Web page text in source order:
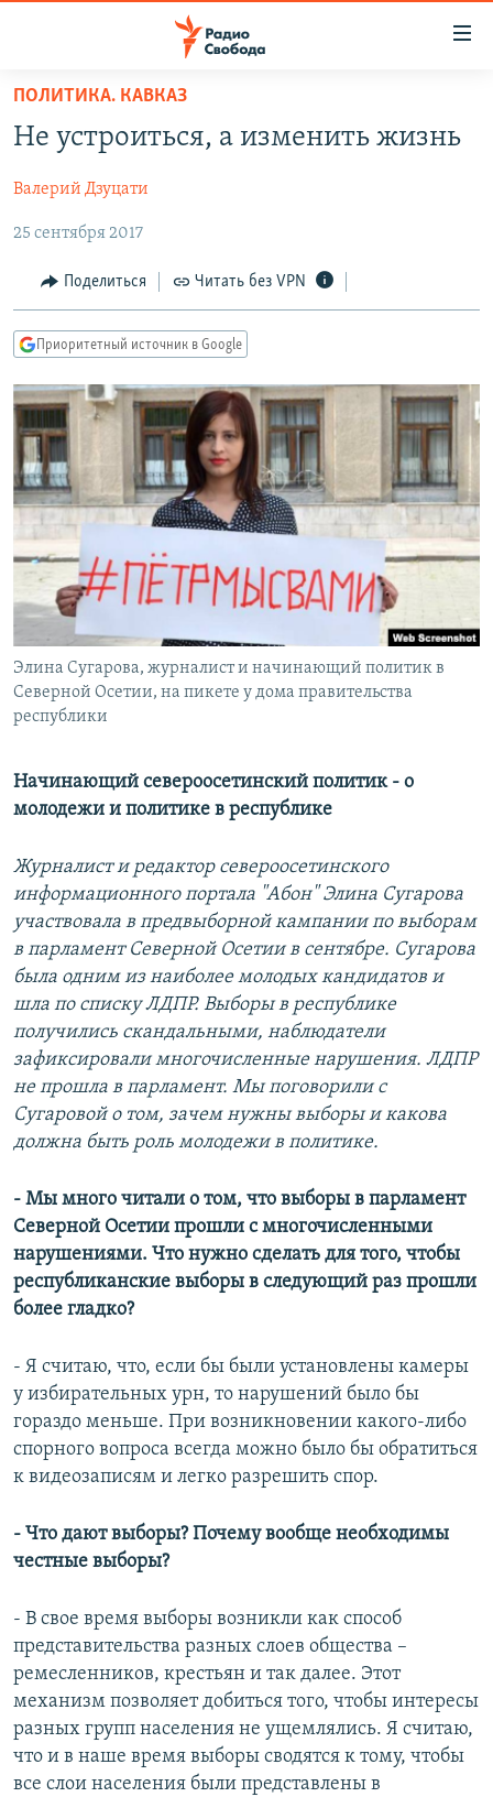
упрощенного
доступа
содержанию
Вернутся
главной
навигации
Вернутся
поиску
ПОДКАСТЫ
АВТОРСКИЕ ПРОЕКТЫ
ЦИТАТЫ СВОБОДЫ
МНЕНИЯ
КУЛЬТУРА
IDEL.РЕАЛИИ
КАВКАЗ.РЕАЛИИ
СЕВЕР.РЕАЛИИ
СИБИРЬ.РЕАЛИИ
РАСПИСАНИЕ ВЕЩАНИЯ
ПОДПИШИТЕСЬ НА РАССЫЛКУ
СОЦИАЛЬНЫЕ СЕТИ
ПОЛИТИКА. КАВКАЗ
Не устроиться, а изменить жизнь
Валерий Дзуцати
25 сентября 2017
Поделиться Читать без VPN
Приоритетный источник в Google
Элина Сугарова, журналист и начинающий политик в
Северной Осетии, на пикете у дома правительства
республики
Начинающий североосетинский политик - о
молодежи и политике в республике
Журналист и редактор североосетинского
информационного портала "Абон" Элина Сугарова
участвовала в предвыборной кампании по выборам
в парламент Северной Осетии в сентябре. Сугарова
была одним из наиболее молодых кандидатов и
шла по списку ЛДПР. Выборы в республике
получились скандальными, наблюдатели
зафиксировали многочисленные нарушения. ЛДПР
не прошла в парламент. Мы поговорили c
Сугаровой о том, зачем нужны выборы и какова
должна быть роль молодежи в политике.
- Мы много читали о том, что выборы в парламент
Северной Осетии прошли с многочисленными
нарушениями. Что нужно сделать для того, чтобы
республиканские выборы в следующий раз прошли
более гладко?
- Я считаю, что, если бы были установлены камеры
у избирательных урн, то нарушений было бы
гораздо меньше. При возникновении какого-либо
спорного вопроса всегда можно было бы обратиться
к видеозаписям и легко разрешить спор.
- Что дают выборы? Почему вообще необходимы
честные выборы?
- В свое время выборы возникли как способ
представительства разных слоев общества –
ремесленников, крестьян и так далее. Этот
механизм позволяет добиться того, чтобы интересы
разных групп населения не ущемлялись. Я считаю,
что и в наше время выборы сводятся к тому, чтобы
все слои населения были представлены в